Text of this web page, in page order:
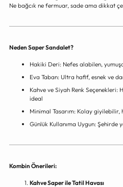
Ne bağcık ne fermuar, sade ama dikkat
Neden Saper Sandalet?
Hakiki Deri: Nefes alabilen,
Eva Taban: Ultra hafif, esnek ve
Kahve ve Siyah Renk
ideal
Minimal Tasarım: Kolay giyilebilir,
Günlük Kullanıma Uygun:
Kombin Önerileri:
Kahve Saper ile Tatil Havası